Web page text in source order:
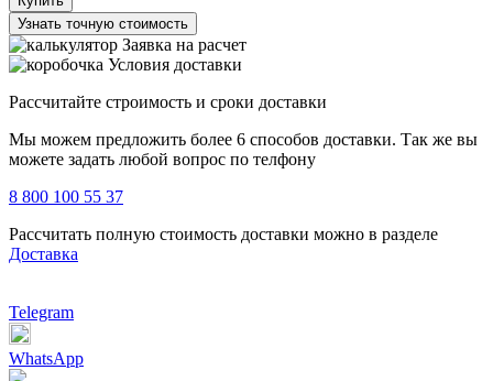
Узнать точную стоимость
Заявка на расчет
Условия доставки
Рассчитайте строимость и сроки доставки
Мы можем предложить более 6 способов доставки. Так же вы
можете задать любой вопрос по телфону
8 800 100 55 37
Рассчитать полную стоимость доставки можно в разделе
Доставка
Telegram
WhatsApp